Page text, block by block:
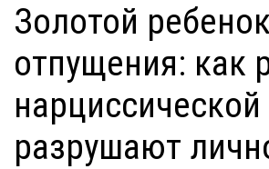
Золотой
отпущения: как
разрушают